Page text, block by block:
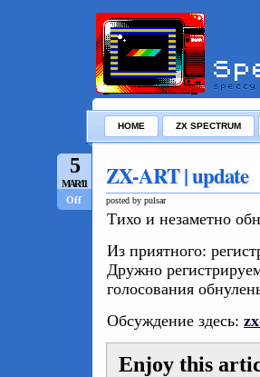
HOME ZX SPECTRUM
5
MAR/11
Off
ZX-ART | update
posted by pulsar
Тихо и незаметно
Из приятного:
Дружно
голосования
Обсуждение здесь:
Enjoy this